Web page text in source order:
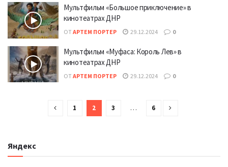
Мультфильм «Большое приключение» в
кинотеатрах ДНР
ОТ АРТЕМ ПОРТЕР 29.12.2024 0
Мультфильм «Муфаса: Король Лев» в
кинотеатрах ДНР
ОТ АРТЕМ ПОРТЕР 29.12.2024 0
1 2 3 … 6
Яндекс